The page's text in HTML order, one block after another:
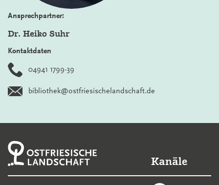
Ansprechpartner:
Dr. Heiko Suhr
Kontaktdaten
04941 1799-39
bibliothek@ostfriesischelandschaft.de
Kanäle